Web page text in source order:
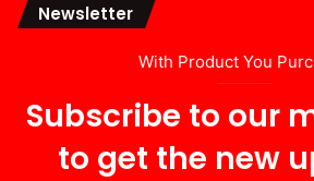
Newsletter
With Product You
Subscribe to our
to get the new